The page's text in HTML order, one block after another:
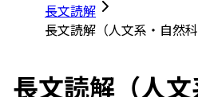
長文読解
長文読解（人文系・自然
長文読解（人